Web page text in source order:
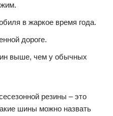
в жаркое время года.
дороге.
выше, чем у обычных
резины – это
шины можно назвать